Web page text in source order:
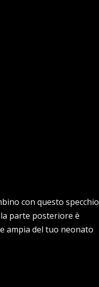
con questo specchio
parte posteriore è
ampia del tuo neonato